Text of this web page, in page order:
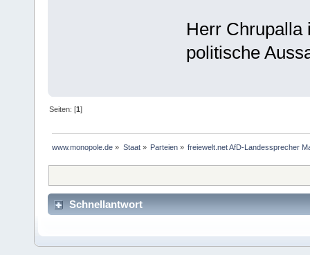
Herr Chrupalla
politische
Seiten: [1]
www.monopole.de » Staat» Parteien» freiewelt.net AfD-Landessprecher
Schnellantwort